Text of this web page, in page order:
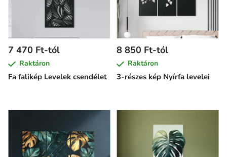
Fa falikép Levelek csendélet
7 470 Ft-tól
Raktáron
3-részes kép Nyírfa levelei
8 850 Ft-tól
Raktáron